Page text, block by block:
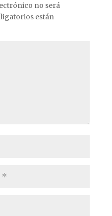
no será
están